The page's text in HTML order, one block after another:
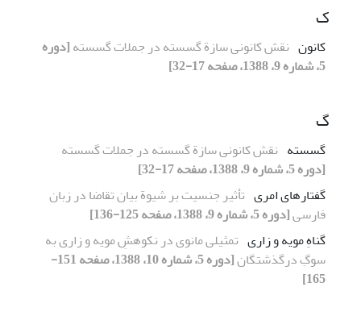
ک
کانون نقش کانونی سازة گسسته در جملات گسسته[دوره
5، شماره 9، 1388، صفحه 17-32]
گ
گسسته نقش کانونی سازة گسسته در جملات گسسته
[دوره 5، شماره 9، 1388، صفحه 17-32]
گفتارهای امری تأثیر جنسیت بر شیوة بیان تقاضا در زبان
فارسی[دوره 5، شماره 9، 1388، صفحه 125-136]
گناهِ مویه ‌و زاری تمثیلی مانوی در نکوهشِ مویه و زاری به
سوگِ درگذشتگان
[دوره 5، شماره 10، 1388، صفحه 151-
165]